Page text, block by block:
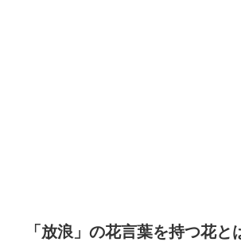
「放浪」の花言葉を持つ花と